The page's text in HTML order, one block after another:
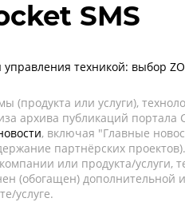
SMS
управления техникой: выбор
(продукта или услуги),
архива публикаций
, включая "Главные
партнёрских
или продукта/услуги,
(обогащен) дополнительной
услуге.